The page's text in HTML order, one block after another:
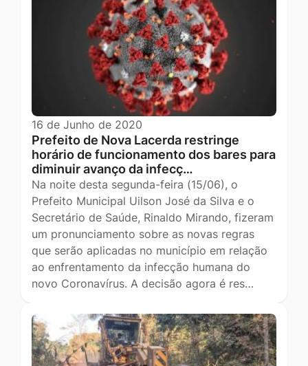
16 de Junho de 2020
Prefeito de Nova Lacerda restringe
horário de funcionamento dos bares para
diminuir avanço da infecç…
Na noite desta segunda-feira (15/06), o
Prefeito Municipal Uilson José da Silva e o
Secretário de Saúde, Rinaldo Mirando, fizeram
um pronunciamento sobre as novas regras
que serão aplicadas no município em relação
ao enfrentamento da infecção humana do
novo Coronavírus. A decisão agora é res…